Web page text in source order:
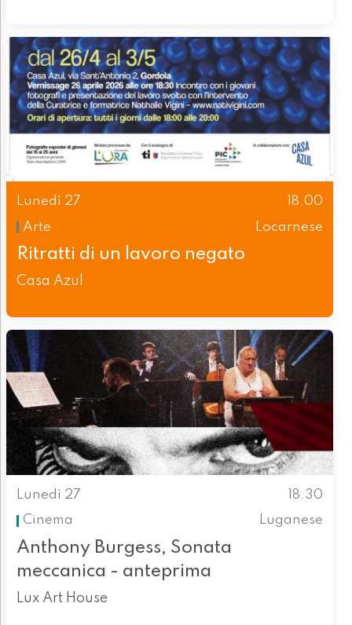
Lunedì 27
18.00
Arte
Locarnese
Ritratti di un lavoro negato
Casa Azul
Lunedì 27
18.30
Cinema
Luganese
Anthony Burgess, Sonata
meccanica - anteprima
Lux Art House